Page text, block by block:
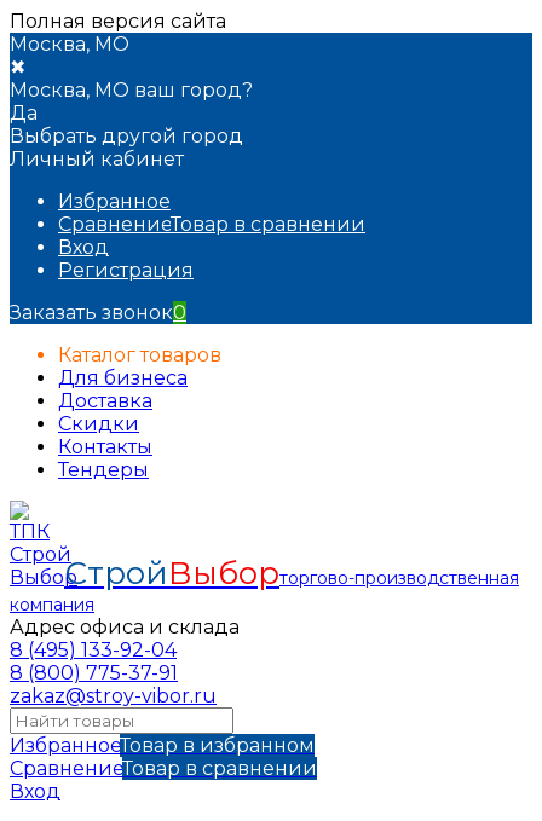
Полная версия сайта
Москва, МО
✖
Москва, МО ваш город?
Да
Выбрать другой город
Личный кабинет
Избранное
СравнениеТовар в сравнении
Вход
Регистрация
Заказать звонок0
Каталог товаров
Для бизнеса
Доставка
Скидки
Контакты
Тендеры
СтройВыборторгово-производственная
компания
Адрес офиса и склада
8 (495) 133-92-04
8 (800) 775-37-91
zakaz@stroy-vibor.ru
ИзбранноеТовар в избранном
СравнениеТовар в сравнении
Вход